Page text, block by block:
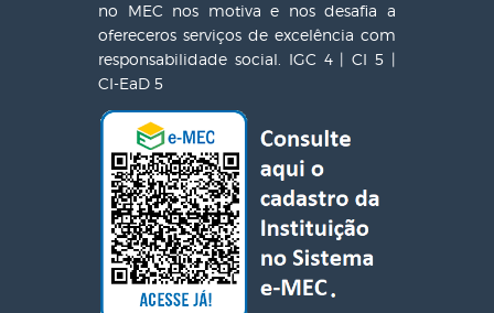
no MEC nos motiva e nos desafia a
ofereceros serviços de excelência com
responsabilidade social. IGC 4 | CI 5 |
CI-EaD 5